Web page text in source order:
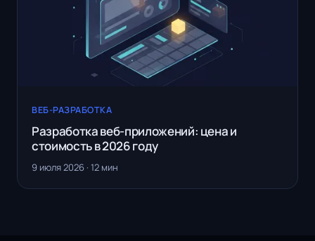
ВЕБ-РАЗРАБОТКА
Разработка веб-приложений: цена и
стоимость в 2026 году
9 июля 2026 · 12 мин